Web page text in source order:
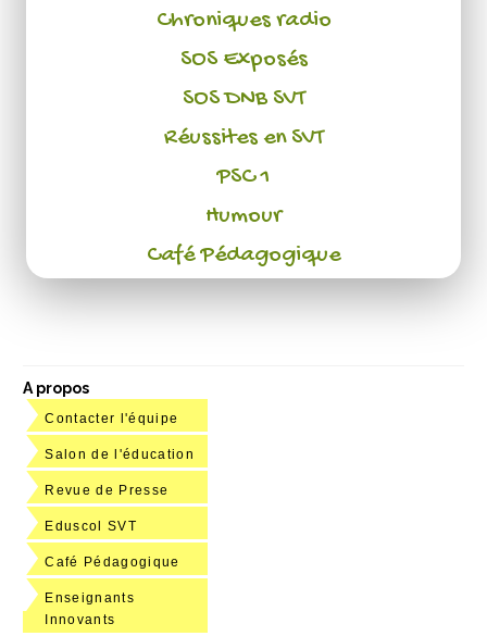
Chroniques radio
SOS Exposés
SOS DNB SVT
Réussites en SVT
PSC 1
Humour
Café Pédagogique
A propos
Contacter l'équipe
Salon de l'éducation
Revue de Presse
Eduscol SVT
Café Pédagogique
Enseignants
Innovants